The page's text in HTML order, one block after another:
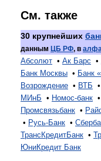
См. также
30 крупнейших
данным ЦБ РФ, в
Абсолют • Ак Барс •
Банк Москвы • Банк
Возрождение • ВТБ •
МИнБ • Номос-банк •
Промсвязьбанк •
• Русь-Банк •
ТрансКредитБанк •
ЮниКредит Банк